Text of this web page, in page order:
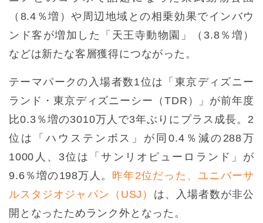
（8.4％増）や周辺地域との相乗効果でインバウ
ンド客が増加した「天王寺動物園」（3.8％増）
などは新たな客層獲得につながった。
テーマパークの入場者数1位は「東京ディズニー
ランド・東京ディズニーシー（TDR）」が前年度
比0.3％増の3010万人で3年ぶりにプラス成長。2
位は「ハウステンボス」が同0.4％減の288万
1000人、3位は「サンリオピューロランド」が
9.6％増の198万人。 昨年2位だった、ユニバーサ
ルスタジオジャパン（USJ） は、入場者数が非公
開となったためランク外となった。